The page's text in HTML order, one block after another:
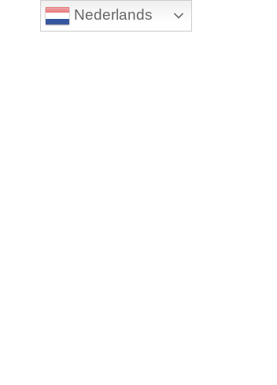
Nederlands